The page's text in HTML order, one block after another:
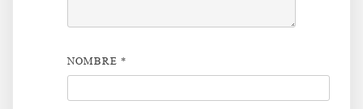
NOMBRE *